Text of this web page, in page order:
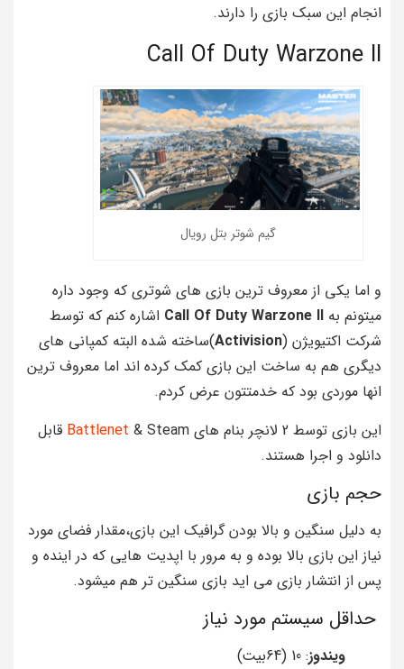
انجام این سبک بازی را دارند.
Call Of Duty Warzone ll
گیم شوتر بتل رویال
و اما یکی از معروف ترین بازی های شوتری که وجود داره
میتونم به Call Of Duty Warzone ll اشاره کنم که توسط
شرکت اکتیویژن (Activision)ساخته شده البته کمپانی های
دیگری هم به ساخت این بازی کمک کرده اند اما معروف ترین
انها موردی بود که خدمتتون عرض کردم.
این بازی توسط 2 لانچر بنام های
Battlenet & Steam قابل
دانلود و اجرا هستند.
حجم بازی
به دلیل سنگین و بالا بودن گرافیک این بازی،مقدار فضای مورد
نیاز این بازی بالا بوده و به مرور با اپدیت هایی که در اینده و
پس از انتشار بازی می اید بازی سنگین تر هم میشود.
حداقل سیستم مورد نیاز
ویندوز: 10 (64بیت)